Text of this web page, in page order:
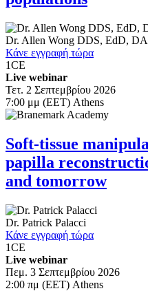
Dr. Allen Wong DDS, EdD,
Κάνε εγγραφή τώρα
1CE
Live webinar
Τετ. 2 Σεπτεμβρίου 2026
7:00 μμ (EET) Athens
Soft-tissue
papilla
and tomorrow
Dr. Patrick Palacci
Κάνε εγγραφή τώρα
1CE
Live webinar
Πεμ. 3 Σεπτεμβρίου 2026
2:00 πμ (EET) Athens